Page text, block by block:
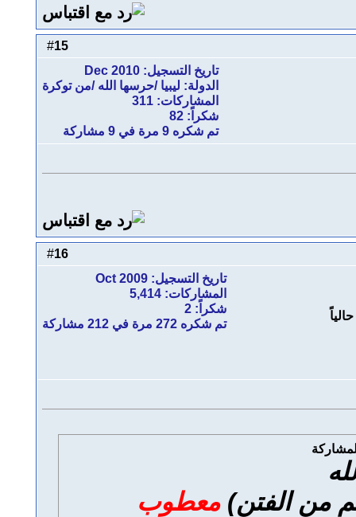
15
تاريخ التسجيل: Dec 2010
الدولة: ليبيا /حرسها الله /من توكرة
المشاركات: 311
شكراً: 82
تم شكره 9 مرة في 9 مشاركة
16
تاريخ التسجيل: Oct 2009
المشاركات: 5,414
شكراً: 2
تم شكره 272 مرة في 212 مشاركة
من الفتن)معطوب